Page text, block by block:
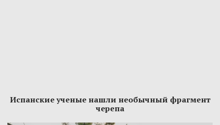
Испанские ученые нашли необычный фрагмент
черепа